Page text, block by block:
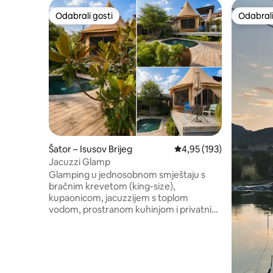
Odabrali gosti
Odabrali gosti
Šator – Isusov Brijeg Prosječna ocjena:
4,95 (193)
Jacuzzi Glamp
Glamping u jednosobnom smještaju s
bračnim krevetom (king-size),
kupaonicom, jacuzzijem s toplom
vodom, prostranom kuhinjom i privatnim